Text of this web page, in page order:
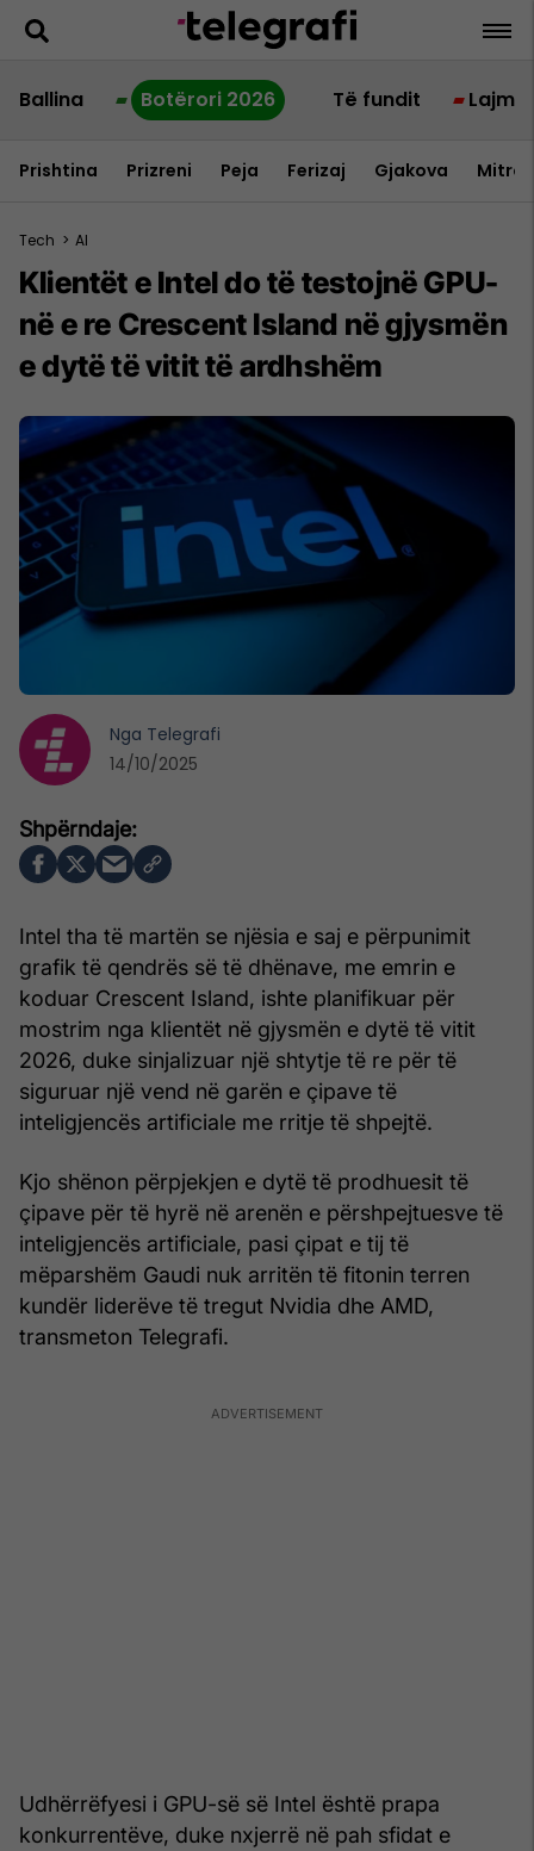
Ballina Botërori 2026 Të fundit Lajme
Prishtina Prizreni Peja Ferizaj Gjakova
Tech > AI
Klientët e Intel do të testojnë GPU-
në e re Crescent Island në gjysmën
e dytë të vitit të ardhshëm
Intel tha të martën se njësia e saj e përpunimit
grafik të qendrës së të dhënave, me emrin e
koduar Crescent Island, ishte planifikuar për
mostrim nga klientët në gjysmën e dytë të vitit
2026, duke sinjalizuar një shtytje të re për të
siguruar një vend në garën e çipave të
inteligjencës artificiale me rritje të shpejtë.
Kjo shënon përpjekjen e dytë të prodhuesit të
çipave për të hyrë në arenën e përshpejtuesve të
inteligjencës artificiale, pasi çipat e tij të
mëparshëm Gaudi nuk arritën të fitonin terren
kundër liderëve të tregut Nvidia dhe AMD,
transmeton Telegrafi.
Udhërrëfyesi i GPU-së së Intel është prapa
konkurrentëve, duke nxjerrë në pah sfidat e
Nga Telegrafi
14/10/2025